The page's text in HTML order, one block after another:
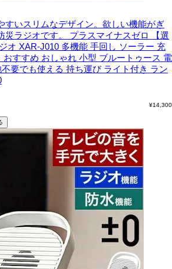
すいスリムなデザイン。欲しい機能がぎ
ラジオです。
プラスマイナスゼロ 【選
オ XAR-J010 多機能 手回し ソーラー 充
おすすめ おしゃれ 小型 ブルートゥース 電
要でも使える 持ち運び ライト付き ラン
¥14,300